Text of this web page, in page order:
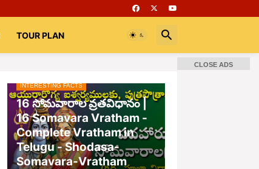
TOUR PLAN
📚 Books Rooms భగవద్గీత
INTERESTING FACTS
16 సోమవారాల వ్రతవిధానం |
16 Somavara Vratham -
Complete Vratham in
Telugu - Shodasa-
Somavara-Vratham
CLOSE ADS